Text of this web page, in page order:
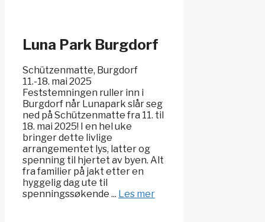
Luna Park Burgdorf
Schützenmatte, Burgdorf
11.-18. mai 2025
Feststemningen ruller inn i
Burgdorf når Lunapark slår seg
ned på Schützenmatte fra 11. til
18. mai 2025! I en hel uke
bringer dette livlige
arrangementet lys, latter og
spenning til hjertet av byen. Alt
fra familier på jakt etter en
hyggelig dag ute til
spenningssøkende ... Les mer